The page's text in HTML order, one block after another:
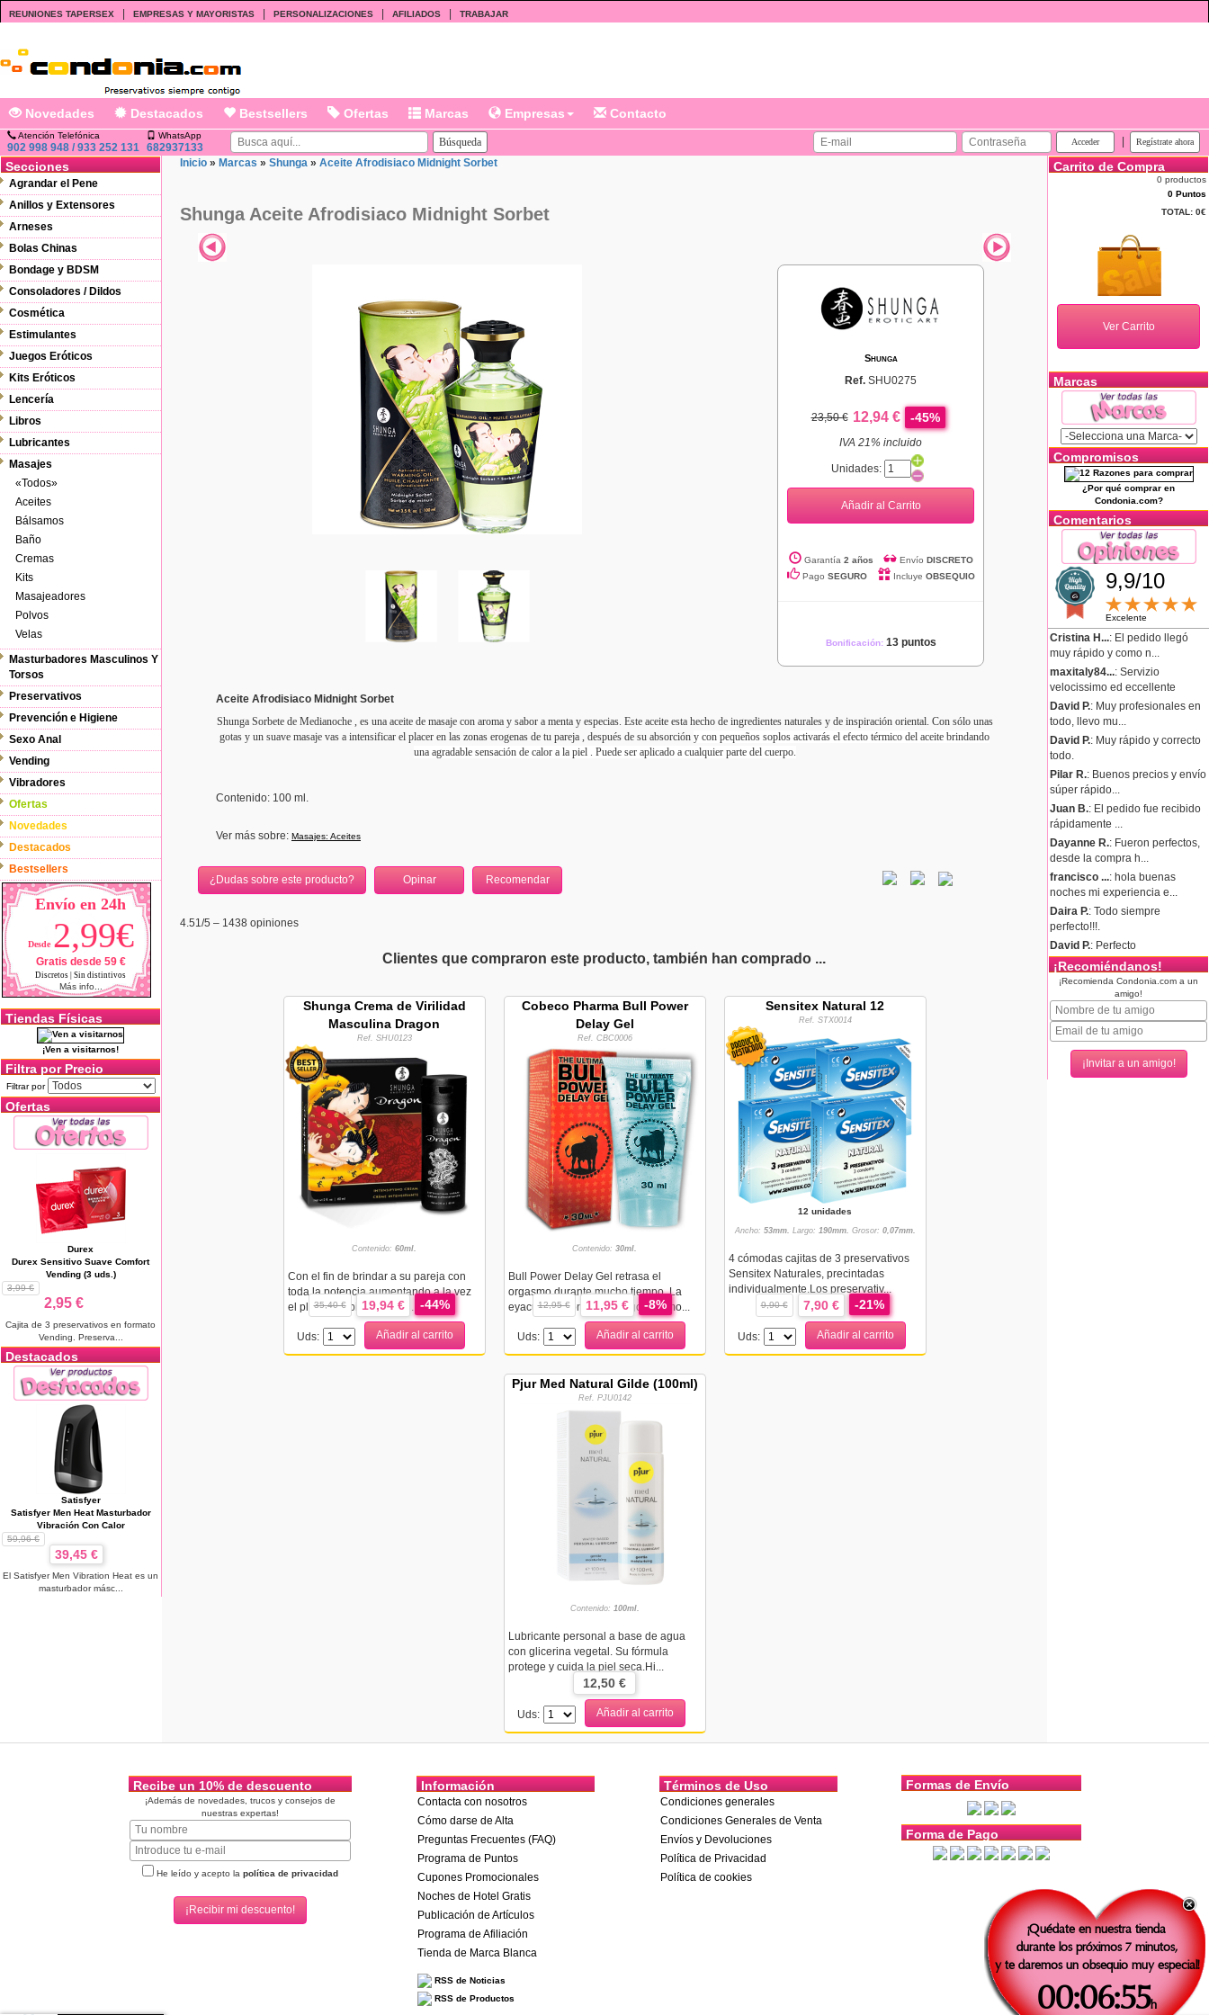
¡Quédate en nuestra tienda
durante los próximos 7 minutos,
y te daremos un obsequio muy especial!
00:06:54h
REUNIONES TAPERSEX EMPRESAS Y MAYORISTAS PERSONALIZACIONES AFILIADOS TRABAJAR
Novedades Destacados Bestsellers Ofertas Marcas Empresas Contacto
Atención Telefónica
902 998 948 / 933 252 131
WhatsApp
682937133
Secciones
Agrandar el Pene
Anillos y Extensores
Arneses
Bolas Chinas
Bondage y BDSM
Consoladores / Dildos
Cosmética
Estimulantes
Juegos Eróticos
Kits Eróticos
Lencería
Libros
Lubricantes
Masajes
«Todos»
Aceites
Bálsamos
Baño
Cremas
Kits
Masajeadores
Polvos
Velas
Masturbadores Masculinos Y
Torsos
Preservativos
Prevención e Higiene
Sexo Anal
Vending
Vibradores
Ofertas
Novedades
Destacados
Bestsellers
Envío en 24h
Desde 2,99€
Gratis desde 59 €
Discretos | Sin distintivos
Más info...
Tiendas Físicas
¡Ven a visitarnos!
Filtra por Precio
Filtrar por
Ofertas
Durex
Durex Sensitivo Suave Comfort
Vending (3 uds.)
3,99 €
2,95 €
Cajita de 3 preservativos en formato
Vending. Preserva...
Destacados
Satisfyer
Satisfyer Men Heat Masturbador
Vibración Con Calor
59,96 €
39,45 €
El Satisfyer Men Vibration Heat es un
masturbador másc...
Inicio » Marcas » Shunga » Aceite Afrodisiaco Midnight Sorbet
Shunga Aceite Afrodisiaco Midnight Sorbet
Shunga
Ref. SHU0275
23,50 € 12,94 € -45%
IVA 21% incluido
Unidades:
Añadir al Carrito
Garantía 2 años Envío DISCRETO
Pago SEGURO Incluye OBSEQUIO
Bonificación: 13 puntos
Aceite Afrodisiaco Midnight Sorbet
Shunga Sorbete de Medianoche , es una aceite de masaje con aroma y sabor a menta y especias. Este aceite esta hecho de ingredientes naturales y de inspiración oriental. Con sólo unas
gotas y un suave masaje vas a intensificar el placer en las zonas erogenas de tu pareja , después de su absorción y con pequeños soplos activarás el efecto térmico del aceite brindando
una agradable sensación de calor a la piel . Puede ser aplicado a cualquier parte del cuerpo.
Contenido: 100 ml.
Ver más sobre: Masajes: Aceites
¿Dudas sobre este producto?
4.51/5 – 1438 opiniones
Clientes que compraron este producto, también han comprado ...
Shunga Crema de Virilidad
Masculina Dragon
Ref. SHU0123
Contenido: 60ml.
Con el fin de brindar a su pareja con
toda la potencia aumentando a la vez
el placer propio, Shunga ...
35,40 € 19,94 € -44%
Uds: Añadir al carrito
Cobeco Pharma Bull Power
Delay Gel
Ref. CBC0006
Contenido: 30ml.
Bull Power Delay Gel retrasa el
orgasmo durante mucho tiempo. La
eyaculación precoz es algo que mo...
12,95 € 11,95 € -8%
Uds: Añadir al carrito
Sensitex Natural 12
Ref. STX0014
12 unidades
Ancho: 53mm. Largo: 190mm. Grosor: 0,07mm.
4 cómodas cajitas de 3 preservativos
Sensitex Naturales, precintadas
individualmente.Los preservativ...
9,90 € 7,90 € -21%
Uds: Añadir al carrito
Pjur Med Natural Gilde (100ml)
Ref. PJU0142
Contenido: 100ml.
Lubricante personal a base de agua
con glicerina vegetal. Su fórmula
protege y cuida la piel seca.Hi...
12,50 €
Uds: Añadir al carrito
Carrito de Compra
0 productos
0 Puntos
TOTAL: 0€
Marcas
Compromisos
¿Por qué comprar en
Condonia.com?
Comentarios
9,9/10
Excelente
Cristina H...: El pedido llegó
muy rápido y como n...
maxitaly84...: Servizio
velocissimo ed eccellente
David P.: Muy profesionales en
todo, llevo mu...
David P.: Muy rápido y correcto
todo.
Pilar R.: Buenos precios y envío
súper rápido...
Juan B.: El pedido fue recibido
rápidamente ...
Dayanne R.: Fueron perfectos,
desde la compra h...
francisco ...: hola buenas
noches mi experiencia e...
Daira P.: Todo siempre
perfecto!!!.
David P.: Perfecto
¡Recomiéndanos!
¡Recomienda Condonia.com a un
amigo!
Recibe un 10% de descuento
¡Además de novedades, trucos y consejos de
nuestras expertas!
He leído y acepto la política de privacidad
Información
Contacta con nosotros
Cómo darse de Alta
Preguntas Frecuentes (FAQ)
Programa de Puntos
Cupones Promocionales
Noches de Hotel Gratis
Publicación de Artículos
Programa de Afiliación
Tienda de Marca Blanca
RSS de Noticias
RSS de Productos
Términos de Uso
Condiciones generales
Condiciones Generales de Venta
Envíos y Devoluciones
Política de Privacidad
Política de cookies
Formas de Envío
Forma de Pago